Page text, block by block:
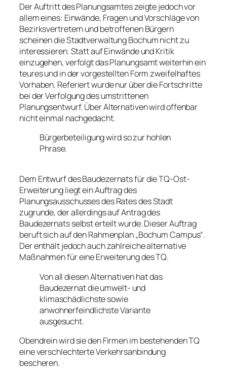
Der Auftritt des Planungsamtes zeigte jedoch vor
allem eines: Einwände, Fragen und Vorschläge von
Bezirksvertretern und betroffenen Bürgern
scheinen die Stadtverwaltung Bochum nicht zu
interessieren. Statt auf Einwände und Kritik
einzugehen, verfolgt das Planungsamt weiterhin ein
teures und in der vorgestellten Form zweifelhaftes
Vorhaben. Referiert wurde nur über die Fortschritte
bei der Verfolgung des umstrittenen
Planungsentwurf. Über Alternativen wird offenbar
nicht einmal nachgedacht.
Bürgerbeteiligung wird so zur hohlen
Phrase.
Dem Entwurf des Baudezernats für die TQ-Ost-
Erweiterung liegt ein Auftrag des
Planungsausschusses des Rates des Stadt
zugrunde, der allerdings auf Antrag des
Baudezernats selbst erteilt wurde. Dieser Auftrag
beruft sich auf den Rahmenplan „Bochum Campus“.
Der enthält jedoch auch zahlreiche alternative
Maßnahmen für eine Erweiterung des TQ.
Von all diesen Alternativen hat das
Baudezernat die umwelt- und
klimaschädlichste sowie
anwohnerfeindlichste Variante
ausgesucht.
Obendrein wird sie den Firmen im bestehenden TQ
eine verschlechterte Verkehrsanbindung
bescheren.